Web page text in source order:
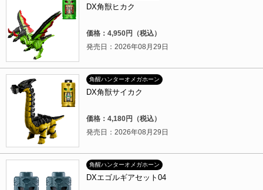
DX角獣ヒカク
価格：4,950円（税込）
発売日：2026年08月29日
角醒ハンターオメガホーン
DX角獣サイカク
価格：4,180円（税込）
発売日：2026年08月29日
角醒ハンターオメガホーン
DXエゴルギアセット04